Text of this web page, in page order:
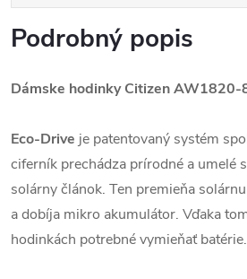
Podrobný popis
Dámske hodinky CitizenAW1820-
Eco-Drive je patentovaný systém
ciferník prechádza prírodné a umelé
solárny článok. Ten premieňa
a dobíja mikro akumulátor. Vďaka
hodinkách potrebné vymieňať batérie.